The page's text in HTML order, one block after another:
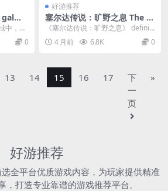
类
中，
特的
0
好游推荐
塞尔达传说：旷野之息 The L
egend of Zelda: Breath of t
he Wild PC模拟器版 开放世
界动作冒险 终极MOD整合典
《塞尔达传说：旷野之息》 definiti
ve edition 已经全面整合本体...
4 月前 6.8K 0
13 14 15 16 17
下
一
页
»
好游推荐
全平台优质游戏内容，为玩家提供精准
，打造专业靠谱的游戏推荐平台。